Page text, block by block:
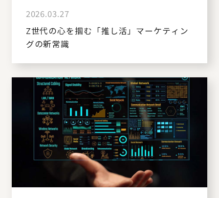
2026.03.27
Z世代の心を掴む「推し活」マーケティン
グの新常識